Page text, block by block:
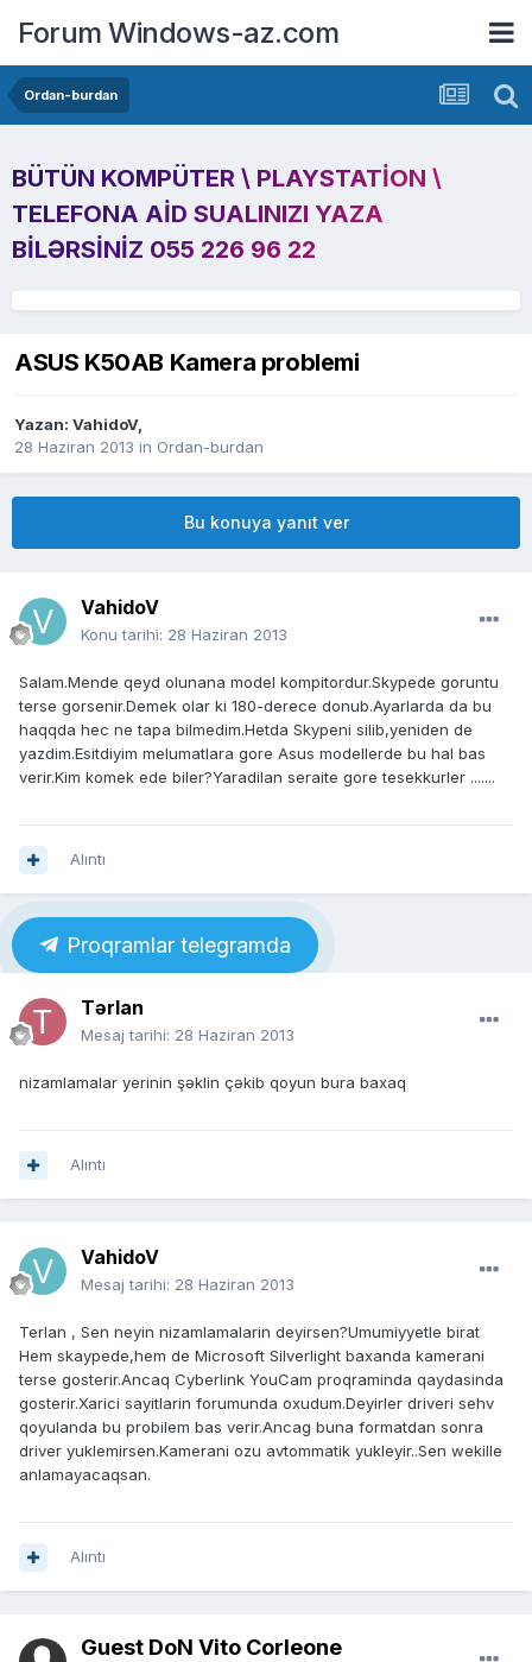
Forum Windows-az.com
Ordan-burdan
BÜTÜN KOMPÜTER \ PLAYSTATION \
TELEFONA AID SUALINIZI YAZA
BILƏRSINIZ 055 226 96 22
ASUS K50AB Kamera problemi
Yazan: VahidoV,
28 Haziran 2013 in Ordan-burdan
Bu konuya yanıt ver
VahidoV
Konu tarihi: 28 Haziran 2013
Salam.Mende qeyd olunana model kompitordur.Skypede goruntu
terse gorsenir.Demek olar ki 180-derece donub.Ayarlarda da bu
haqqda hec ne tapa bilmedim.Hetda Skypeni silib,yeniden de
yazdim.Esitdiyim melumatlara gore Asus modellerde bu hal bas
verir.Kim komek ede biler?Yaradilan seraite gore tesekkurler .......
Alıntı
Proqramlar telegramda
Tərlan
Mesaj tarihi: 28 Haziran 2013
nizamlamalar yerinin şəklin çəkib qoyun bura baxaq
Alıntı
VahidoV
Mesaj tarihi: 28 Haziran 2013
Terlan , Sen neyin nizamlamalarin deyirsen?Umumiyyetle birat
Hem skaypede,hem de Microsoft Silverlight baxanda kamerani
terse gosterir.Ancaq Cyberlink YouCam proqraminda qaydasinda
gosterir.Xarici sayitlarin forumunda oxudum.Deyirler driveri sehv
qoyulanda bu probilem bas verir.Ancag buna formatdan sonra
driver yuklemirsen.Kamerani ozu avtommatik yukleyir..Sen wekille
anlamayacaqsan.
Alıntı
Guest DoN Vito Corleone